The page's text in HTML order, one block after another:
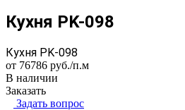
Кухня PK-098
Кухня PK-098
от 76786 руб./п.м
В наличии
Заказать
Задать вопрос